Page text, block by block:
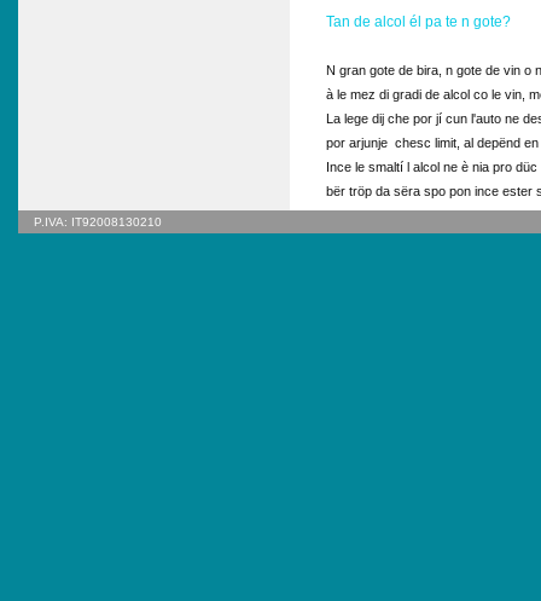
P.IVA: IT92008130210
Tan de alcol él pa te n gote?
N gran gote de bira, n gote de vin o
à le mez di gradi de alcol co le vin,
La lege dij che por jí cun l'auto ne
por arjunje chesc limit, al depënd
Ince le smaltí l alcol ne è nia pro
bër tröp da sëra spo pon ince ester